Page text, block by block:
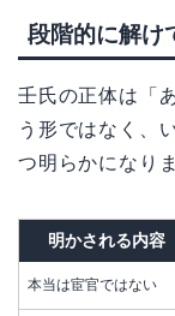
段階的に解け
壬氏の正体は「
う形ではなく、
つ明らかになり
明かされる内容
本当は宦官ではない